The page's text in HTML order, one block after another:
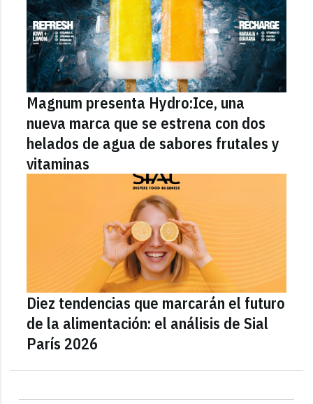
Magnum presenta Hydro:Ice, una
nueva marca que se estrena con dos
helados de agua de sabores frutales y
vitaminas
Diez tendencias que marcarán el futuro
de la alimentación: el análisis de Sial
París 2026